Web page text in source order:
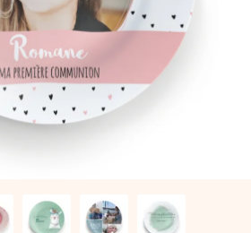
gratuite
d’unique en quelques étapes – avec
ou un message qui touche le cœur.
tout l’amour pour le moment idéal.